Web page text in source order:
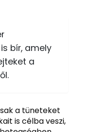
bír, amely
a
a tüneteket
is célba veszi,